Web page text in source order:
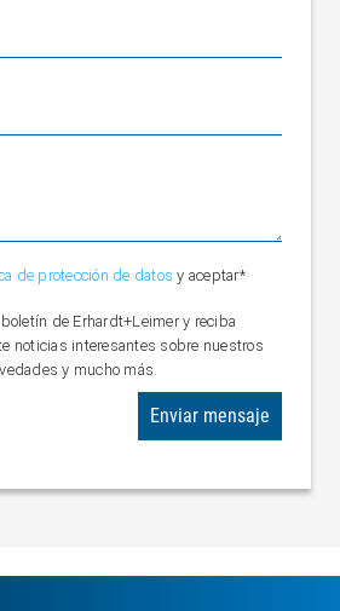
de protección de datosy aceptar*
de Erhardt+Leimer y reciba
noticias interesantes sobre nuestros
y mucho más.
Enviar mensaje